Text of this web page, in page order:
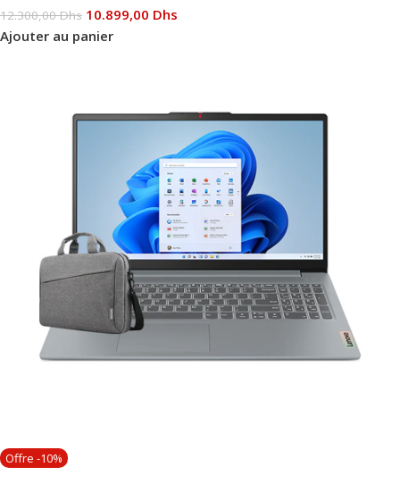
12.300,00Dhs 10.899,00 Dhs
Ajouter au panier
Offre -10%